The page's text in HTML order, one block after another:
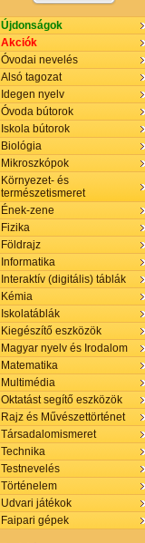
Újdonságok
Akciók
Óvodai nevelés
Alsó tagozat
Idegen nyelv
Óvoda bútorok
Iskola bútorok
Biológia
Mikroszkópok
Környezet- és
természetismeret
Ének-zene
Fizika
Földrajz
Informatika
Interaktív (digitális) táblák
Kémia
Iskolatáblák
Kiegészítő eszközök
Magyar nyelv és Irodalom
Matematika
Multimédia
Oktatást segítő eszközök
Rajz és Művészettörténet
Társadalomismeret
Technika
Testnevelés
Történelem
Udvari játékok
Faipari gépek